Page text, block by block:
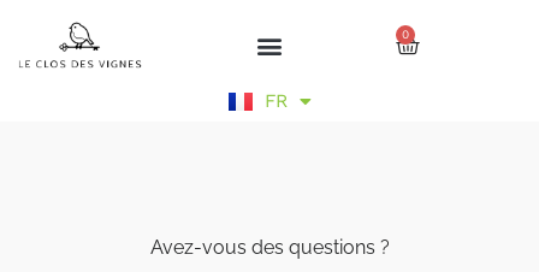
contenu
0
Cart
FR
DE
Avez-vous des questions ?